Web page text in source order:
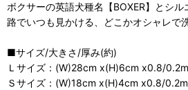
ボクサーの英語犬種名【BOXER】とシ
路でいつも見かける、どこかオシャレで
■サイズ/大きさ/厚み(約)
Ｌサイズ：(W)28cm x(H)6cm x0.8/
Ｓサイズ：(W)18cm x(H)4cm x0.8/